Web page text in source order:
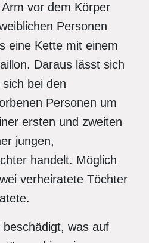
vor dem Körper
Personen
eine Kette mit einem
Daraus lässt sich
bei den
Personen um
ersten und zweiten
jungen,
handelt. Möglich
verheiratete Töchter
was auf